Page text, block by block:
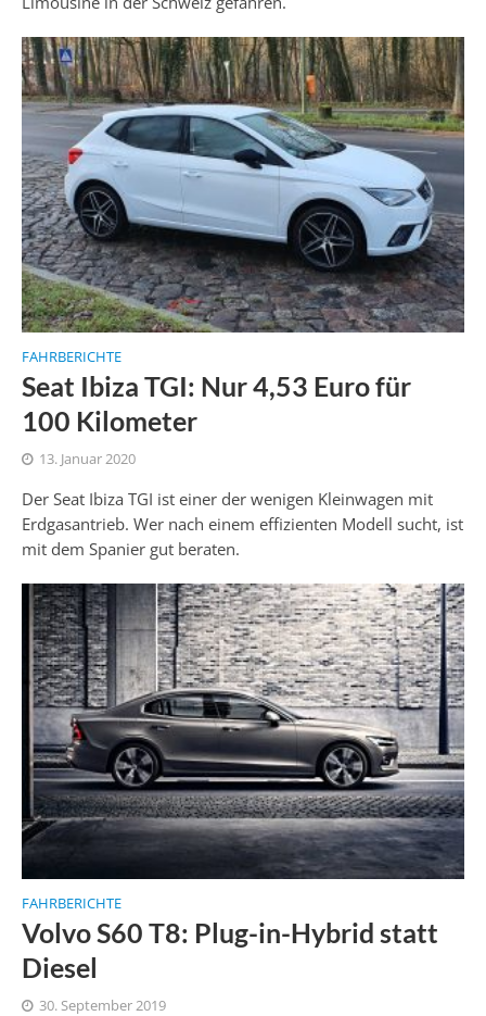
FAHRBERICHTE
Seat Ibiza TGI: Nur 4,53 Euro für
100 Kilometer
13. Januar 2020
Der Seat Ibiza TGI ist einer der wenigen Kleinwagen mit
Erdgasantrieb. Wer nach einem effizienten Modell sucht, ist
mit dem Spanier gut beraten.
FAHRBERICHTE
Volvo S60 T8: Plug-in-Hybrid statt
Diesel
30. September 2019